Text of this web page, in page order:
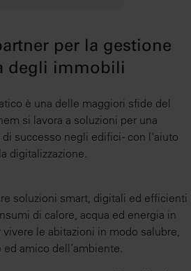
per la gestione
degli immobili
è una delle maggiori sfide del
si lavora a soluzioni per una
successo negli edifici - con l'aiuto
digitalizzazione.
soluzioni smart, digitali ed efficienti
di calore, acqua ed energia in
le abitazioni in modo salubre,
amico dell’ambiente.